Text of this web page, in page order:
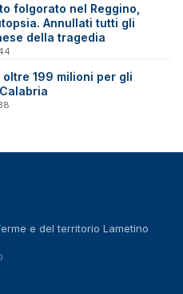
folgorato nel Reggino,
Annullati tutti gli
della tragedia
oltre 199 milioni per gli
e del territorio Lametino